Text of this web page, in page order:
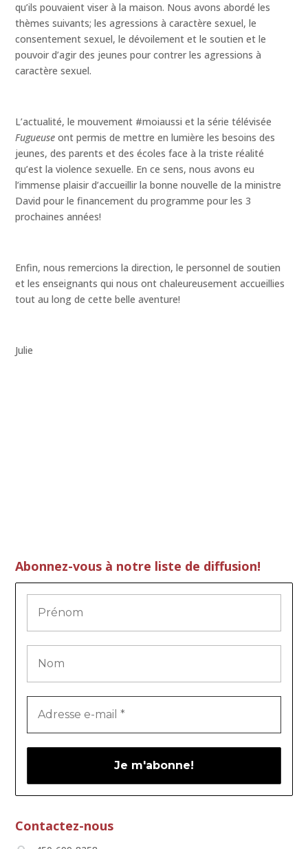
qu’ils pouvaient viser à la maison. Nous avons abordé les
thèmes suivants; les agressions à caractère sexuel, le
consentement sexuel, le dévoilement et le soutien et le
pouvoir d’agir des jeunes pour contrer les agressions à
caractère sexuel.
L’actualité, le mouvement #moiaussi et la série télévisée
Fugueuseont permis de mettre en lumière les besoins des
jeunes, des parents et des écoles face à la triste réalité
qu’est la violence sexuelle. En ce sens, nous avons eu
l’immense plaisir d’accueillir la bonne nouvelle de la ministre
David pour le financement du programme pour les 3
prochaines années!
Enfin, nous remercions la direction, le personnel de soutien
et les enseignants qui nous ont chaleureusement accueillies
tout au long de cette belle aventure!
Julie
Abonnez-vous à notre liste de diffusion!
Contactez-nous